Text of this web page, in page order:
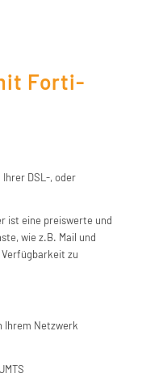
Forti-
DSL-, oder
ist eine preiswerte und
wie z.B. Mail und
zu
Ihrem Netzwerk